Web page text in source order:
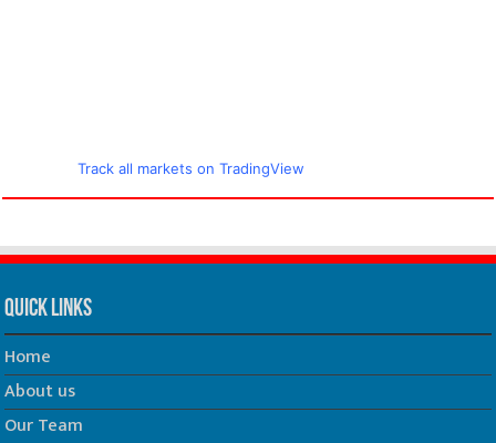
Track all markets on TradingView
Quick Links
Home
About us
Our Team